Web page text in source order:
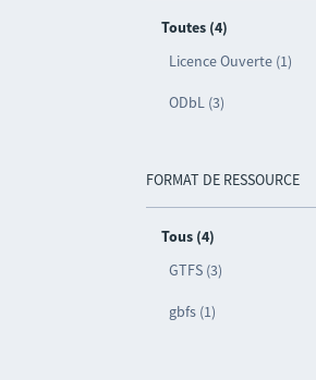
Toutes (4)
Licence Ouverte (1)
ODbL (3)
FORMAT DE RESSOURCE
Tous (4)
GTFS (3)
gbfs (1)